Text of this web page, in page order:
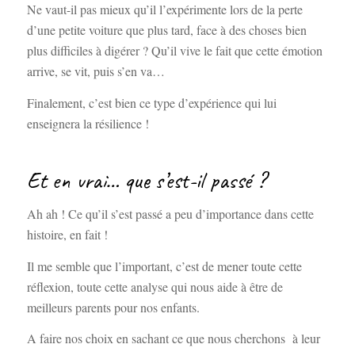
Ne vaut-il pas mieux qu’il l’expérimente lors de la perte
d’une petite voiture que plus tard, face à des choses bien
plus difficiles à digérer ? Qu’il vive le fait que cette émotion
arrive, se vit, puis s’en va…
Finalement, c’est bien ce type d’expérience qui lui
enseignera la résilience !
Et en vrai… que s’est-il passé ?
Ah ah ! Ce qu’il s’est passé a peu d’importance dans cette
histoire, en fait !
Il me semble que l’important, c’est de mener toute cette
réflexion, toute cette analyse qui nous aide à être de
meilleurs parents pour nos enfants.
A faire nos choix en sachant ce que nous cherchons à leur